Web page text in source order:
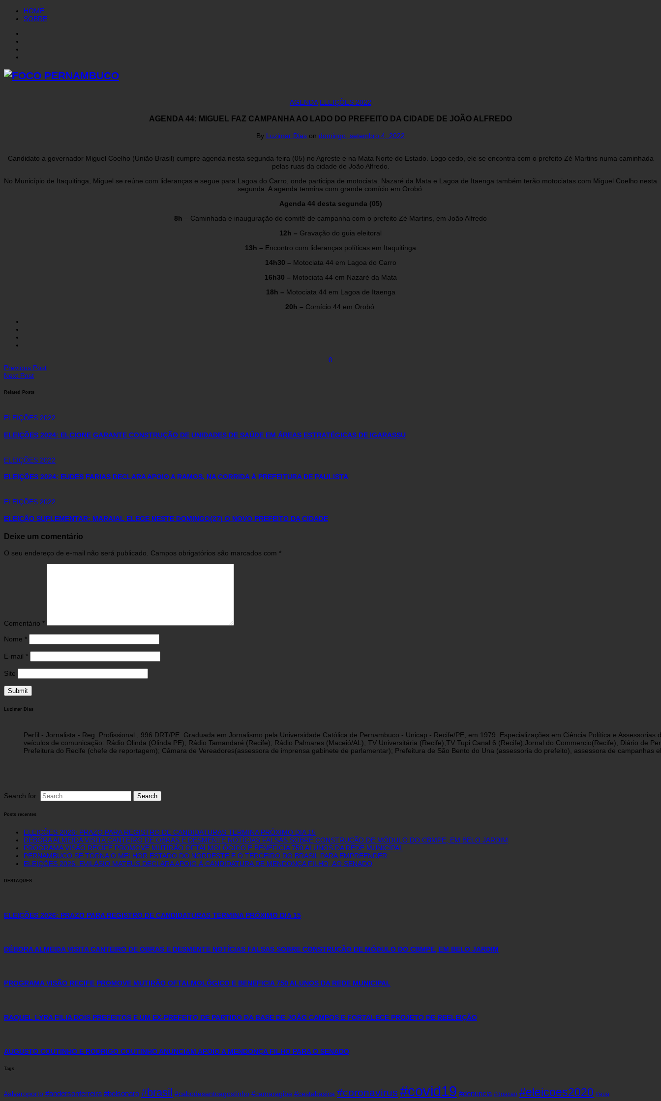
HOME
SOBRE
AGENDA ELEIÇÕES 2022
AGENDA 44: MIGUEL FAZ CAMPANHA AO LADO DO PREFEITO DA CIDADE DE JOÃO ALFREDO
By Luzimar Dias on domingo, setembro 4, 2022
Candidato a governador Miguel Coelho (União Brasil) cumpre agenda nesta segunda-feira (05) no Agreste e na Mata Norte do Estado. Logo cedo, ele se encontra com o prefeito Zé Martins numa caminhada
pelas ruas da cidade de João Alfredo.
No Município de Itaquitinga, Miguel se reúne com lideranças e segue para Lagoa do Carro, onde participa de motociata. Nazaré da Mata e Lagoa de Itaenga também terão motociatas com Miguel Coelho nesta
segunda. A agenda termina com grande comício em Orobó.
Agenda 44 desta segunda (05)
8h – Caminhada e inauguração do comitê de campanha com o prefeito Zé Martins, em João Alfredo
12h – Gravação do guia eleitoral
13h – Encontro com lideranças políticas em Itaquitinga
14h30 – Motociata 44 em Lagoa do Carro
16h30 – Motociata 44 em Nazaré da Mata
18h – Motociata 44 em Lagoa de Itaenga
20h – Comício 44 em Orobó
0
Previous Post
Next Post
Related Posts
ELEIÇÕES 2022
ELEIÇÕES 2024: ELCIONE GARANTE CONSTRUÇÃO DE UNIDADES DE SAÚDE EM ÁREAS ESTRATÉGICAS DE IGARASSU
ELEIÇÕES 2022
ELEIÇÕES 2024: EUDES FARIAS DECLARA APOIO A RAMOS, NA CORRIDA À PREFEITURA DE PAULISTA
ELEIÇÕES 2022
ELEIÇÃO SUPLEMENTAR: MARAIAL ELEGE NESTE DOMINGO(27) O NOVO PREFEITO DA CIDADE
Deixe um comentário
O seu endereço de e-mail não será publicado. Campos obrigatórios são marcados com *
Comentário *
Nome *
E-mail *
Site
Luzimar Dias
Perfil - Jornalista - Reg. Profissional , 996 DRT/PE. Graduada em Jornalismo pela Universidade Católica de Pernambuco - Unicap - Recife/PE, em 1979. Especializações em Ciência Política e
veículos de comunicação: Rádio Olinda (Olinda PE); Rádio Tamandaré (Recife); Rádio Palmares (Maceió/AL); TV Universitária (Recife);TV Tupi Canal 6 (Recife);Jornal do Commercio(Recife); Diário de
Prefeitura do Recife (chefe de reportagem); Câmara de Vereadores(assessora de imprensa gabinete de parlamentar); Prefeitura de São Bento do Una (assessoria do prefeito), assessora de campanhas
Search for:
Posts recentes
ELEIÇÕES 2026: PRAZO PARA REGISTRO DE CANDIDATURAS TERMINA PRÓXIMO DIA 15
DÉBORA ALMEIDA VISITA CANTEIRO DE OBRAS E DESMENTE NOTÍCIAS FALSAS SOBRE CONSTRUÇÃO DE MÓDULO DO CBMPE, EM BELO JARDIM
PROGRAMA VISÃO RECIFE PROMOVE MUTIRÃO OFTALMOLÓGICO E BENEFICIA 750 ALUNOS DA REDE MUNICIPAL
PERNAMBUCO SE TORNA O MELHOR ESTADO DO NORDESTE E O TERCEIRO DO BRASIL PARA EMPREENDER
ELEIÇÕES 2026: EVILÁSIO MATEUS DECLARA APOIO À CANDIDATURA DE MENDONÇA FILHO, AO SENADO
DESTAQUES
ELEIÇÕES 2026: PRAZO PARA REGISTRO DE CANDIDATURAS TERMINA PRÓXIMO DIA 15
DÉBORA ALMEIDA VISITA CANTEIRO DE OBRAS E DESMENTE NOTÍCIAS FALSAS SOBRE CONSTRUÇÃO DE MÓDULO DO CBMPE, EM BELO JARDIM
PROGRAMA VISÃO RECIFE PROMOVE MUTIRÃO OFTALMOLÓGICO E BENEFICIA 750 ALUNOS DA REDE MUNICIPAL
RAQUEL LYRA FILIA DOIS PREFEITOS E UM EX-PREFEITO DE PARTIDO DA BASE DE JOÃO CAMPOS E FORTALECE PROJETO DE REELEIÇÃO
AUGUSTO COUTINHO E RODRIGO COUTINHO ANUNCIAM APOIO A MENDONÇA FILHO PARA O SENADO
Tags
#alvaroporto #andersonferreira #bolsonaro #brasil #cabodesantoagostinho #camaragibe #cestabasica #coronavirus #covid19 #denuncia #doacao #eleicoes2020 #eua